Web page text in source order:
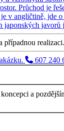
607 240
a